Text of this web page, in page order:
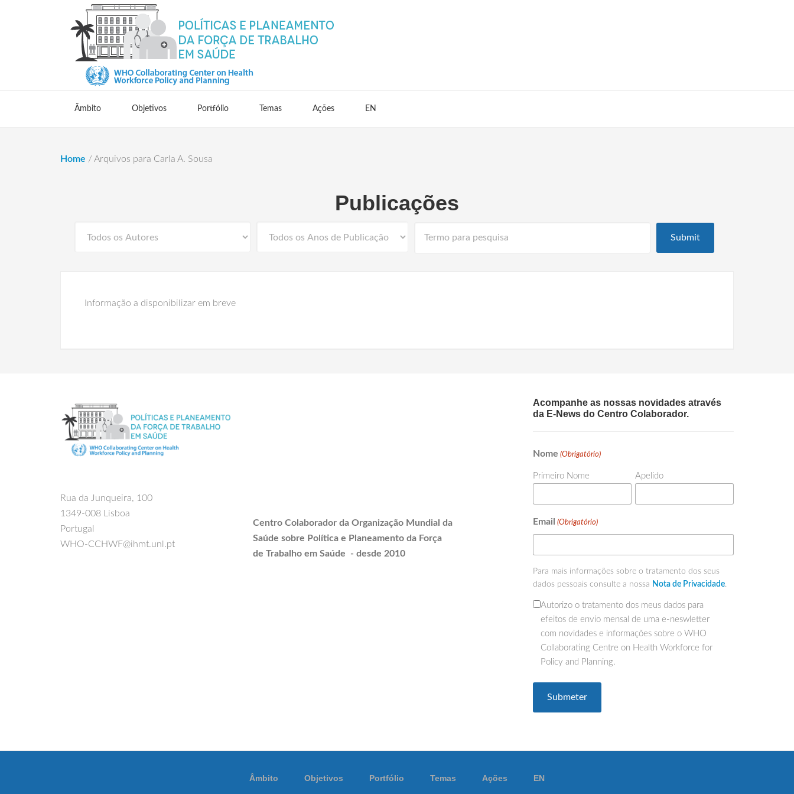
Âmbito Objetivos Portfólio Temas Ações EN
Home / Arquivos para Carla A. Sousa
Publicações
Informação a disponibilizar em breve
Rua da Junqueira, 100
1349-008 Lisboa
Portugal
WHO-CCHWF@ihmt.unl.pt
Centro Colaborador da Organização Mundial da
Saúde sobre Política e Planeamento da Força
de Trabalho em Saúde - desde 2010
Acompanhe as nossas novidades através
da E-News do Centro Colaborador.
Nome (Obrigatório)
Primeiro Nome Apelido
Email (Obrigatório)
Para mais informações sobre o tratamento dos seus
dados pessoais consulte a nossa Nota de Privacidade.
(Obrigatório)
Autorizo o tratamento dos meus dados para
efeitos de envio mensal de uma e-neswletter
com novidades e informações sobre o WHO
Collaborating Centre on Health Workforce for
Policy and Planning.
Âmbito Objetivos Portfólio Temas Ações EN